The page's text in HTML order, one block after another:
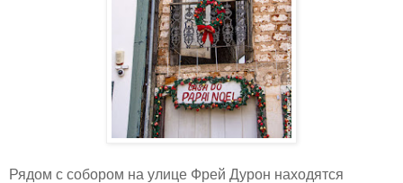
Рядом с собором на улице Фрей Дурон находятся